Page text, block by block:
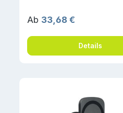
Regulärer Preis:
Ab 33,68 €
Details